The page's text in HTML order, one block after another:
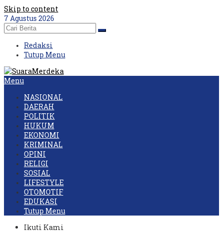
Skip to content
7 Agustus 2026
Redaksi
Tutup Menu
Menu
NASIONAL
DAERAH
POLITIK
HUKUM
EKONOMI
KRIMINAL
OPINI
RELIGI
SOSIAL
LIFESTYLE
OTOMOTIF
EDUKASI
Tutup Menu
Ikuti Kami